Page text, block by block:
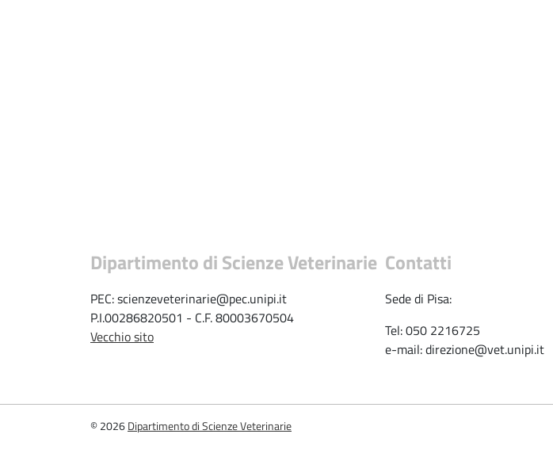
Dipartimento di Scienze Veterinarie
PEC: scienzeveterinarie@pec.unipi.it
P.I.00286820501 - C.F. 80003670504
Vecchio sito
Contatti
Sede di Pisa:
Tel: 050 2216725
e-mail: direzione@vet.unipi.it
© 2026Dipartimento di Scienze Veterinarie